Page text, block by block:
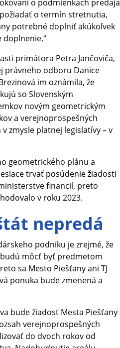
o podmienkach predaja
o termín stretnutia,
potrebné doplniť akúkoľvek
primátora Petra Jančoviča,
právneho odboru Danice
im oznámila, že
so Slovenským
novým geometrickým
a verejnoprospešných
zmysle platnej legislatívy – v
geometrického plánu a
trvať posúdenie žiadosti
financií, preto
v roku 2023.
nepredá
podniku je zrejmé, že
môcť byť predmetom
sa Mesto Piešťany ani TJ
ponuka bude zmenená a
bude žiadosť Mesta Piešťany
verejnoprospešných
do dvoch rokov od